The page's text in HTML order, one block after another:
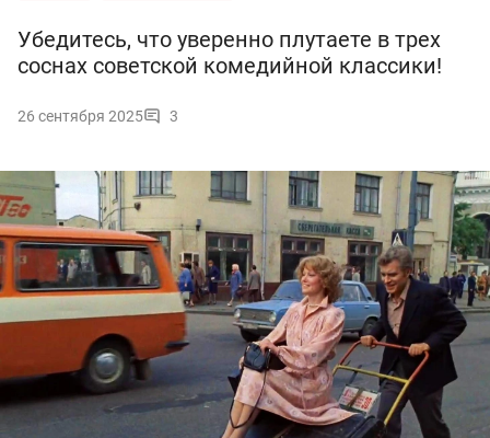
Убедитесь, что уверенно плутаете в трех
соснах советской комедийной классики!
26 сентября 2025 3